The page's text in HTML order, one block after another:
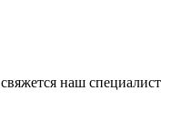
наш специалист